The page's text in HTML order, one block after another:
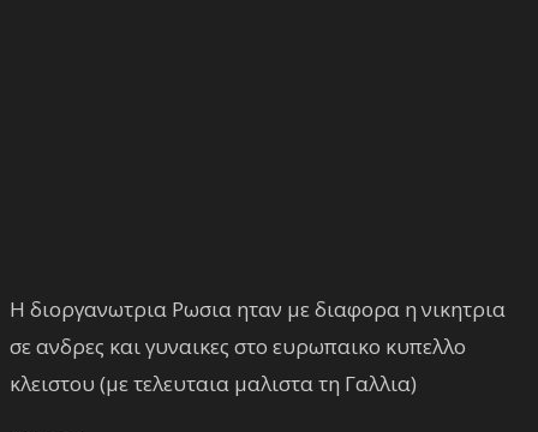
Η διοργανωτρια Ρωσια ηταν με διαφορα η νικητρια
σε ανδρες και γυναικες στο ευρωπαικο κυπελλο
κλειστου (με τελευταια μαλιστα τη Γαλλια)